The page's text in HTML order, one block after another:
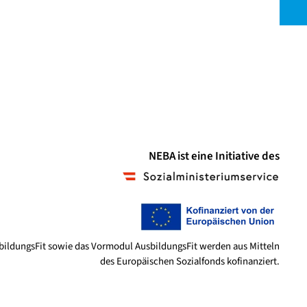
NEBA ist eine Initiative des
sowie das Vormodul AusbildungsFit werden aus Mitteln
des Europäischen Sozialfonds kofinanziert.